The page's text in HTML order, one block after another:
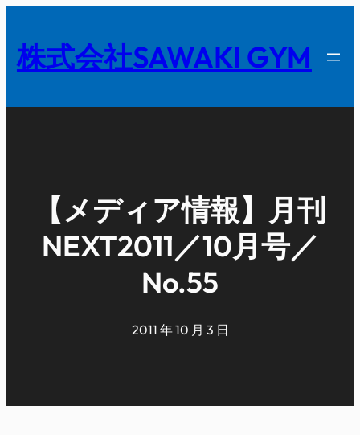
を
キ
株式会社SAWAKI GYM
【メディア情報】月刊
NEXT2011／10月号／
No.55
2011 年 10 月 3 日